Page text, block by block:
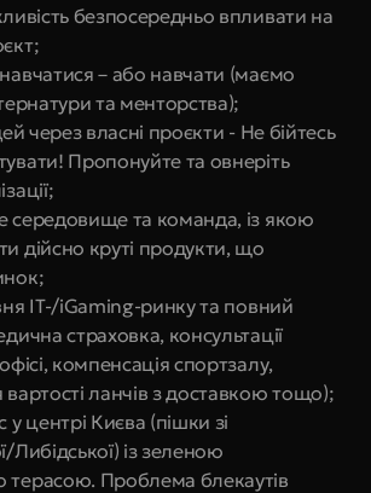
безпосередньо впливати на
– або навчати (маємо
та менторства);
через власні проєкти - Не бійтесь
Пропонуйте та овнеріть
середовище та команда, із якою
дійсно круті продукти, що
IT-/iGaming-ринку та повний
страховка, консультації
компенсація спортзалу,
вартості ланчів з доставкою тощо);
у центрі Києва (пішки зі
Либідської) із зеленою
Проблема блекаутів